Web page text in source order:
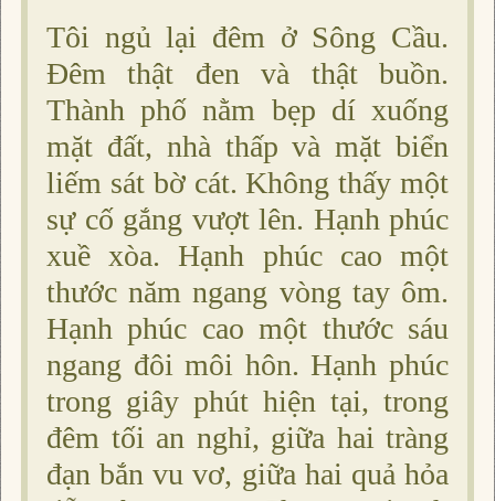
Tôi ngủ lại đêm ở Sông Cầu.
Ðêm thật đen và thật buồn.
Thành phố nằm bẹp dí xuống
mặt đất, nhà thấp và mặt biển
liếm sát bờ cát. Không thấy một
sự cố gắng vượt lên. Hạnh phúc
xuề xòa. Hạnh phúc cao một
thước năm ngang vòng tay ôm.
Hạnh phúc cao một thước sáu
ngang đôi môi hôn. Hạnh phúc
trong giây phút hiện tại, trong
đêm tối an nghỉ, giữa hai tràng
đạn bắn vu vơ, giữa hai quả hỏa